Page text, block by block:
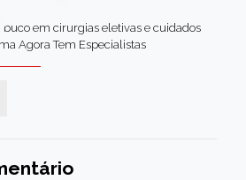
em cirurgias eletivas e cuidados
Agora Tem Especialistas